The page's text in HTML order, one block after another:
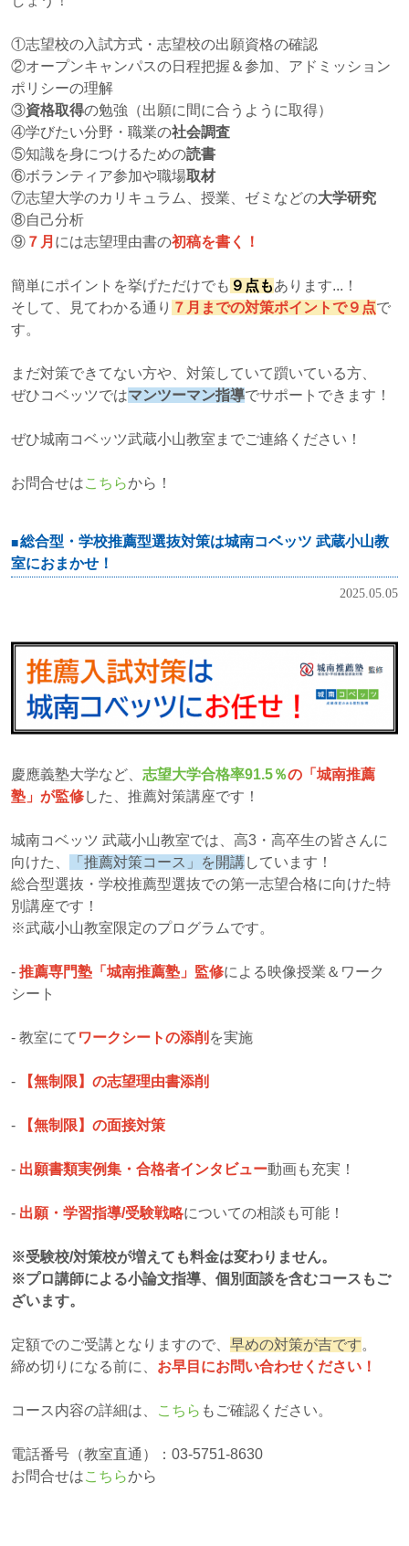
①志望校の入試方式・志望校の出願資格の確認
②オープンキャンパスの日程把握＆参加、アドミッション
ポリシーの理解
③資格取得の勉強（出願に間に合うように取得）
④学びたい分野・職業の社会調査
⑤知識を身につけるための読書
⑥ボランティア参加や職場取材
⑦志望大学のカリキュラム、授業、ゼミなどの大学研究
⑧自己分析
⑨ ７月 には志望理由書の初稿を書く！
簡単にポイントを挙げただけでも ９点もあります...！
そして、見てわかる通り ７月までの対策ポイントで９点で
す。
まだ対策できてない方や、対策していて躓いている方、
ぜひコベッツではマンツーマン指導でサポートできます！
ぜひ城南コベッツ武蔵小山教室までご連絡ください！
お問合せはこちらから！
総合型・学校推薦型選抜対策は城南コベッツ 武蔵小山教
室におまかせ！
2025.05.05
慶應義塾大学など、 志望大学合格率91.5％の「城南推薦
塾」が監修した、推薦対策講座です！
城南コベッツ 武蔵小山教室では、高3・高卒生の皆さんに
向けた、
「推薦対策コース」を開講しています！
総合型選抜・学校推薦型選抜での第一志望合格に向けた特
別講座です！
※武蔵小山教室限定のプログラムです。
- 推薦専門塾「城南推薦塾」監修による映像授業＆ワーク
シート
- 教室にて ワークシートの添削 を実施
- 【無制限】の志望理由書添削
- 【無制限】の面接対策
- 出願書類実例集・合格者インタビュー動画も充実！
- 出願・学習指導/受験戦略についての相談も可能！
※受験校/対策校が増えても料金は変わりません。
※プロ講師による小論文指導、個別面談を含むコースもご
ざいます。
定額でのご受講となりますので、 早めの対策が吉です。
締め切りになる前に、 お早目にお問い合わせください！
コース内容の詳細は、 こちら もご確認ください。
電話番号（教室直通）：03-5751-8630
お問合せはこちらから